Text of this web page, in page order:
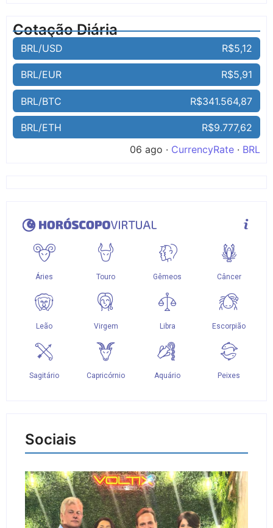
Cotação Diária
BRL/USD R$5,12
BRL/EUR R$5,91
BRL/BTC R$341.564,87
BRL/ETH
R$9.777,62
06 ago · CurrencyRate · BRL
Sociais